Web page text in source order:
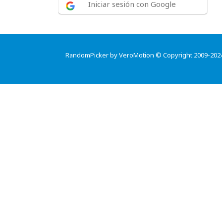
Iniciar sesión con Google
RandomPicker by VeroMotion © Copyright 2009-